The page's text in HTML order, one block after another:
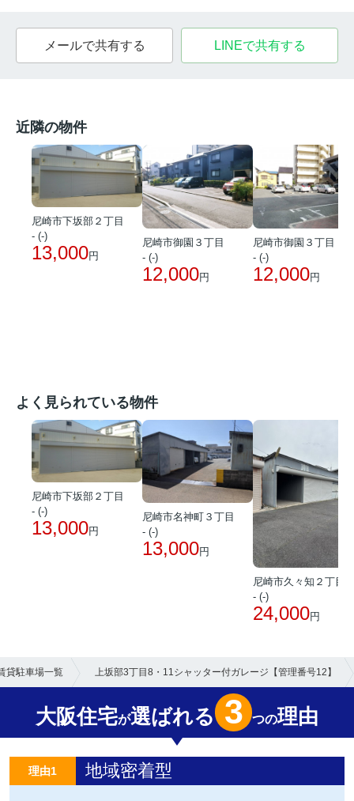
メールで共有する LINEで共有する
近隣の物件
尼崎市下坂部２丁目
- (-)
13,000円
尼崎市御園３丁目
- (-)
12,000円
尼崎市御園３丁目
- (-)
12,000円
よく見られている物件
尼崎市下坂部２丁目
- (-)
13,000円
尼崎市名神町３丁目
- (-)
13,000円
尼崎市久々知２丁目
- (-)
24,000円
貸駐車場一覧 上坂部3丁目8・11シャッター付ガレージ【管理番号12】
大阪住宅が選ばれる 3 つの理由
理由1 地域密着型